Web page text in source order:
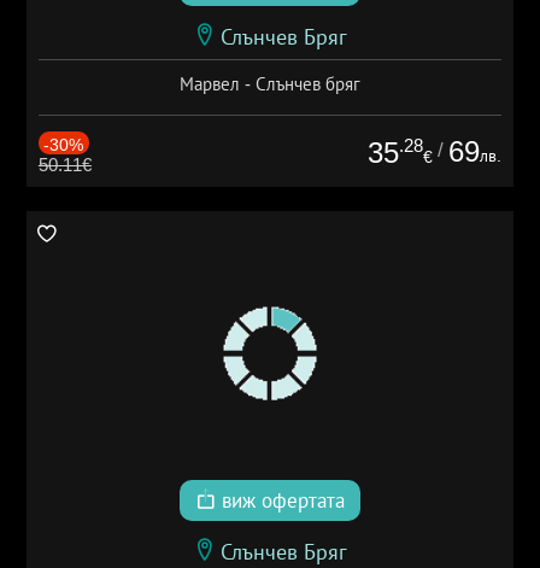
Слънчев Бряг
Марвел - Слънчев бряг
-30%
50.11€ 35.28
€ / 69лв.
виж офертата
Слънчев Бряг